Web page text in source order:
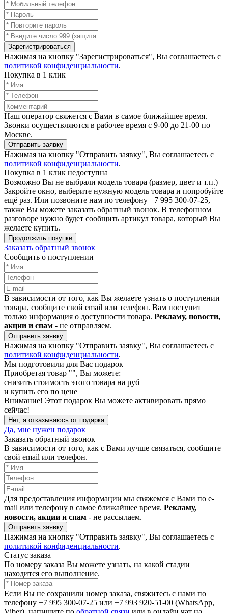
Зарегистрироваться
Нажимая на кнопку "Зарегистрироваться", Вы соглашаетесь с
политикой конфиденциальности.
Покупка в 1 клик
Наш оператор свяжется с Вами в самое ближайшее время.
Звонки осуществляются в рабочее время с 9-00 до 21-00 по
Москве.
Отправить заявку
Нажимая на кнопку "Отправить заявку", Вы соглашаетесь с
политикой конфиденциальности.
Покупка в 1 клик недоступна
Возможно Вы не выбрали модель товара (размер, цвет и т.п.)
Закройте окно, выберите нужную модель товара и попробуйте
ещё раз. Или позвоните нам по телефону +7 995 300-07-25,
также Вы можете заказать обратный звонок. В телефонном
разговоре нужно будет сообщить артикул товара, который Вы
желаете купить.
Продолжить покупки
Заказать обратный звонок
Сообщить о поступлении
В зависимости от того, как Вы желаете узнать о поступлении
товара, сообщите свой email или телефон. Вам поступит
только информация о доступности товара. Рекламу, новости,
акции и спам - не отправляем.
Отправить заявку
Нажимая на кнопку "Отправить заявку", Вы соглашаетесь с
политикой конфиденциальности.
Мы подготовили для Вас подарок
Приобретая товар "", Вы можете:
снизить стоимость этого товара на руб
и купить его по цене
Внимание! Этот подарок Вы можете активировать прямо
сейчас!
Нет, я отказываюсь от подарка
Да, мне нужен подарок
Заказать обратный звонок
В зависимости от того, как с Вами лучше связаться, сообщите
свой email или телефон.
Для предоставления информации мы свяжемся с Вами по e-
mail или телефону в самое ближайшее время. Рекламу,
новости, акции и спам - не рассылаем.
Отправить заявку
Нажимая на кнопку "Отправить заявку", Вы соглашаетесь с
политикой конфиденциальности.
Статус заказа
По номеру заказа Вы можете узнать, на какой стадии
находится его выполнение.
Если Вы не сохранили номер заказа, свяжитесь с нами по
телефону +7 995 300-07-25 или +7 993 920-51-00 (WhatsApp,